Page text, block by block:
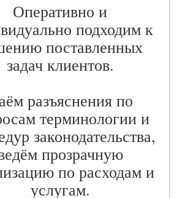
Оперативно и
подходим к
поставленных
задач клиентов.
разъяснения по
терминологии и
законодательства,
прозрачную
по расходам и
услугам.